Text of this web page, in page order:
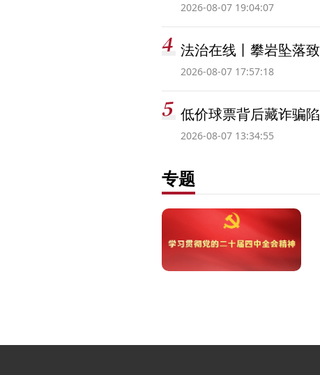
2026-08-07 19:04:07
法治在线丨攀岩坠落
2026-08-07 17:57:18
低价球票背后藏诈骗
2026-08-07 13:34:55
专题